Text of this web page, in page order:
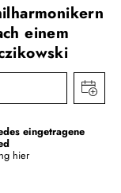
einem
eingetragene
hier